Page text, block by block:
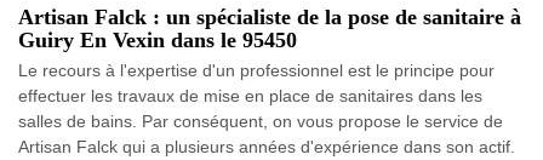
Artisan Falck : un spécialiste de la pose de sanitaire à
Guiry En Vexin dans le 95450
Le recours à l'expertise d'un professionnel est le principe pour
effectuer les travaux de mise en place de sanitaires dans les
salles de bains. Par conséquent, on vous propose le service de
Artisan Falck qui a plusieurs années d'expérience dans son actif.